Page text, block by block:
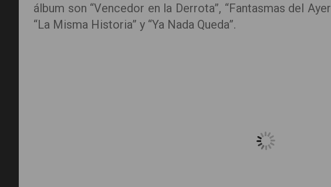
álbum son “Vencedor en la Derrota”, “Fantasmas del
“La Misma Historia” y “Ya Nada Queda”.